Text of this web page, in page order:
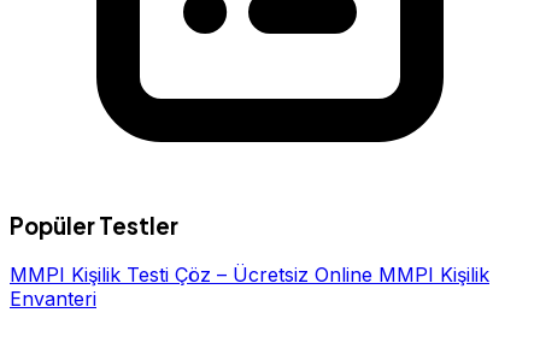
Popüler Testler
MMPI Kişilik Testi Çöz – Ücretsiz Online MMPI Kişilik
Envanteri